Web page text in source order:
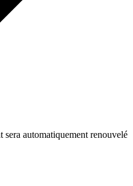
sera automatiquement renouvelé